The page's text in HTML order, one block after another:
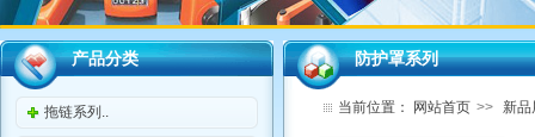
产品分类
拖链系列..
防护罩系列
当前位置： 网站首页 >> 新